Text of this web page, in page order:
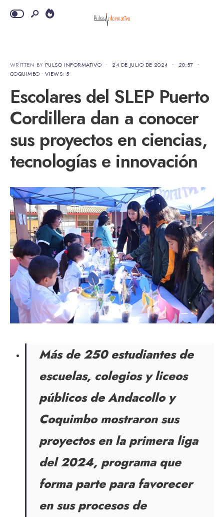
WRITTEN BY PULSO INFORMATIVO • 24 DE JULIO DE 2024 • 20:57
•
COQUIMBO • VIEWS: 5
Escolares del SLEP Puerto
Cordillera dan a conocer
sus proyectos en ciencias,
tecnologías e innovación
Más de 250 estudiantes de
escuelas, colegios y liceos
públicos de Andacollo y
Coquimbo mostraron sus
proyectos en la primera liga
del 2024, programa que
forma parte para favorecer
en sus procesos de